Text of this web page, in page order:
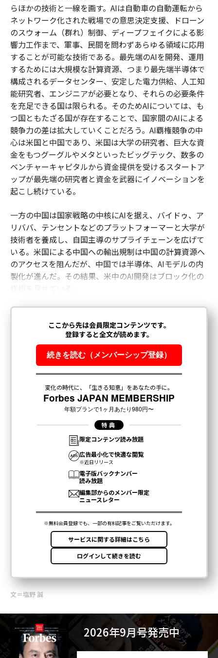
らほかの技術と一線を画す。AIは自動車の自動運転から
ネットワーク化された戦場での意思決定支援、ドローン
のスウォーム（群れ）制御、ディープフェイクによる影
響力工作まで、軍事、民間を問わずあらゆる領域に応用
することが可能な技術である。最先端のAIを開発、運用
するためには大規模な計算資源、つまり最先端半導体で
構成されるデータセンター、安定した電力供給、人工知
能研究者、エンジニアが必要となり、それらの必要条件
を充足できる国は限られる。そのためAIについては、も
つ国ともたざる国が存在することで、国家間のAIによる
競争力の差は拡大していくことだろう。AI覇権競争の中
心は米国と中国であり、米国は大学の研究者、巨大な資
金をもつグーグルやメタといったビッグテック、数多の
ベンチャーキャピタルから資金提供を受けるスタートア
ップが最先端の研究者と資金を武器にイノベーションを
起こし続けている。
一方の中国は国家戦略の中核にAIを据え、バイドゥ、ア
リババ、テンセントなどのプラットフォーマーと大学が
技術者を養成し、自国主導のサプライチェーンを広げて
いる。米国による中国への輸出規制は中国の計算資源へ
のアクセスを阻んだが、中国では半導体、AIモデルの内
製化が進んだ。その結果、米中のAI開発はブロック化の
文＝塩野 誠
2026年9月号発売中